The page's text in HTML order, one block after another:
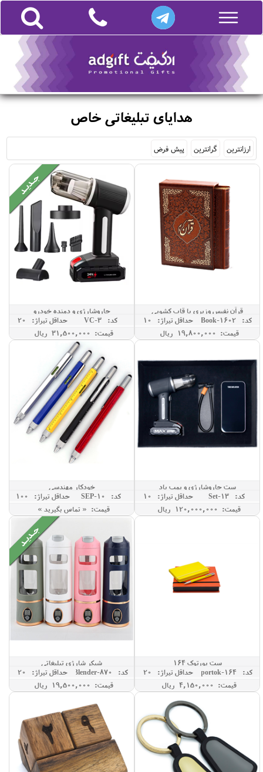
هدایای تبلیغاتی خاص
ارزانترین گرانترین پیش فرض
قرآن نفیس وزیری با قاب کشویی
کد: Book-1602
حداقل تيراژ: 10
قیمت: 19,800,000 ريال
جاروشارژی و دمنده خودرو
کد: VC-3
حداقل تيراژ: 20
قیمت: 31,500,000 ريال
ست جاروشارژی و پمپ باد
کد: Set-13
حداقل تيراژ: 10
قیمت: 120,000,000 ريال
خودکار مهندسی
کد: SEP-10
حداقل تيراژ: 100
قیمت: « تماس بگیرید »
ست پورتوک 164
کد: portok-164
حداقل تيراژ: 20
قیمت: 4,150,000 ريال
شیکر شارژی تبلیغاتی
کد: Blender-870
حداقل تيراژ: 20
قیمت: 19,500,000 ريال